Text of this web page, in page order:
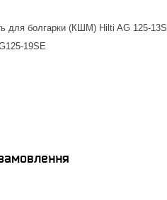
для болгарки (КШМ) Hilti AG 125-13S
19SE